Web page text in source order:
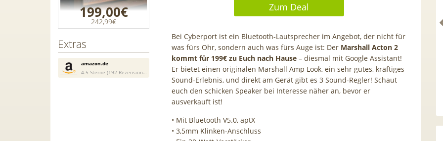
199,00€
242,99€
Extras
amazon.de
4.5 Sterne (192 Rezensionen)
Zum Deal
Bei Cyberport ist ein Bluetooth-Lautsprecher im Angebot, der nicht für
was fürs Ohr, sondern auch was fürs Auge ist: Der Marshall Acton 2
kommt für 199€ zu Euch nach Hause – diesmal mit Google Assistant!
Er bietet einen originalen Marshall Amp Look, ein sehr gutes, kräftiges
Sound-Erlebnis, und direkt am Gerät gibt es 3 Sound-Regler! Schaut
euch den schicken Speaker bei Interesse näher an, bevor er
ausverkauft ist!
• Mit Bluetooth V5.0, aptX
• 3,5mm Klinken-Anschluss
Anker SOLIX Solarbank E1600
Gen2 🔋 1600Wh mit integr. 0W
Schalter, LiFePO4 Akku
HAMMER 💶 300€ Prämie für
(1.000€ Geldeingang / U28) +
gratis VISA + 3,75% Zinsen